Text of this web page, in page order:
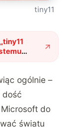
tiny11
„tiny11
"?
ogólnie –
dość
do
światu